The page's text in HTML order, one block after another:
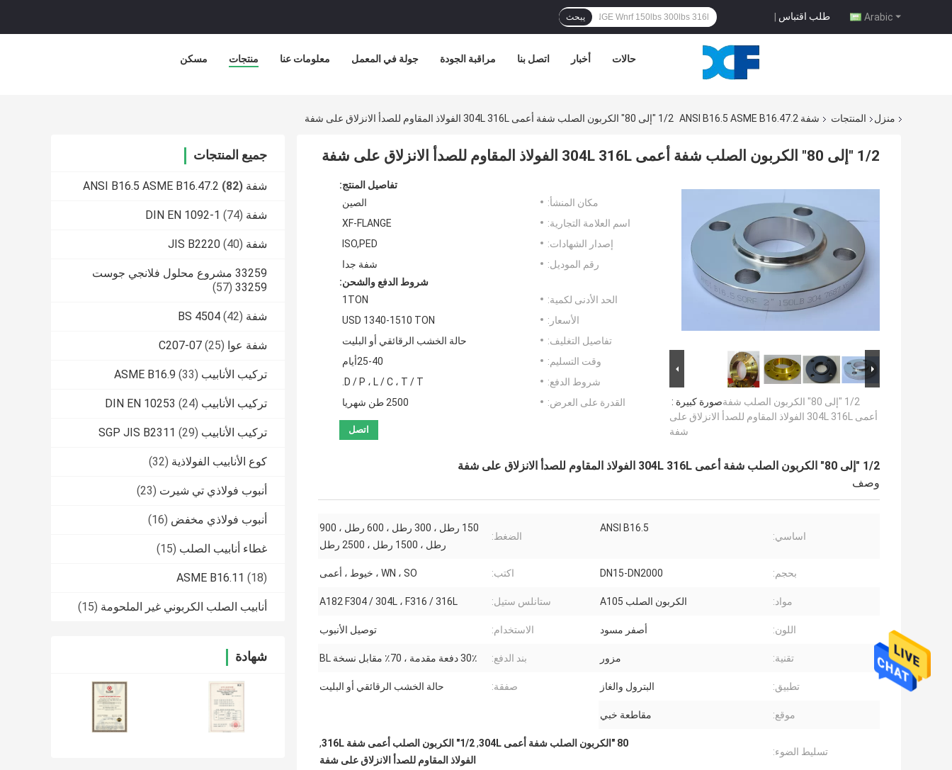
Arabic طلب اقتباس | يبحث
مسكن منتجات معلومات عنا جولة في المعمل مراقبة الجودة اتصل بنا أخبار حالات
منزل المنتجات شفة ANSI B16.5 ASME B16.47.2 1/2 "إلى 80" الكربون الصلب شفة أعمى 304L 316L الفولاذ المقاوم للصدأ الانزلاق على شفة
جميع المنتجات
شفة ANSI B16.5 ASME B16.47.2 (82)
شفة DIN EN 1092-1 (74)
شفة JIS B2220 (40)
33259 مشروع محلول فلانجي جوست
33259
(57)
شفة BS 4504 (42)
شفة عوا C207-07 (25)
تركيب الأنابيب ASME B16.9 (33)
تركيب الأنابيب DIN EN 10253 (24)
تركيب الأنابيب SGP JIS B2311 (29)
كوع الأنابيب الفولاذية (32)
أنبوب فولاذي تي شيرت (23)
أنبوب فولاذي مخفض (16)
غطاء أنابيب الصلب (15)
ASME B16.11 (18)
أنابيب الصلب الكربوني غير الملحومة (15)
شهادة
1/2 "إلى 80" الكربون الصلب شفة أعمى 304L 316L الفولاذ المقاوم للصدأ الانزلاق على شفة
صورة كبيرة :1/2 "إلى 80" الكربون الصلب شفة
أعمى 304L 316L الفولاذ المقاوم للصدأ الانزلاق على
شفة
تفاصيل المنتج:
مكان المنشأ:
الصين
اسم العلامة التجارية:
XF-FLANGE
إصدار الشهادات:
ISO,PED
رقم الموديل:
شفة جدا
شروط الدفع والشحن:
الحد الأدنى لكمية:
1TON
الأسعار:
USD 1340-1510 TON
تفاصيل التغليف:
حالة الخشب الرقائقي أو البليت
وقت التسليم:
25-40أيام
شروط الدفع:
D / P ، L / C ، T / T.
القدرة على العرض:
2500 طن شهريا
اتصل
1/2 "إلى 80" الكربون الصلب شفة أعمى 304L 316L الفولاذ المقاوم للصدأ الانزلاق على شفة
وصف
اساسي:
ANSI B16.5
الضغط:
150 رطل ، 300 رطل ، 600 رطل ، 900
رطل ، 1500 رطل ، 2500 رطل
بحجم: DN15-DN2000 اكتب: WN ، SO ، خيوط ، أعمى
مواد: الكربون الصلب A105 ستانلس ستيل: A182 F304 / 304L ، F316 / 316L
اللون: أصفر مسود الاستخدام: توصيل الأنبوب
تقنية: مزور بند الدفع: 30٪ دفعة مقدمة ، 70٪ مقابل نسخة BL
تطبيق: البترول والغاز صفقة: حالة الخشب الرقائقي أو البليت
موقع: مقاطعة خبي
تسليط الضوء:
80 "الكربون الصلب شفة أعمى 304L ,1/2" الكربون الصلب أعمى شفة 316L
,
الفولاذ المقاوم للصدأ الانزلاق على شفة